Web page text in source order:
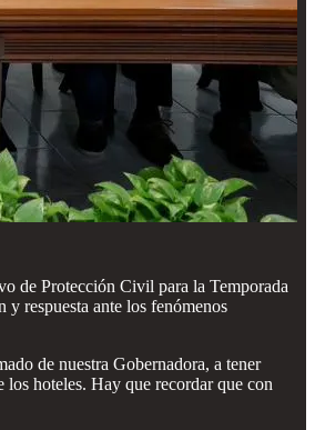
de Protección Civil para la Temporada
respuesta ante los fenómenos
de nuestra Gobernadora, a tener
los hoteles. Hay que recordar que con